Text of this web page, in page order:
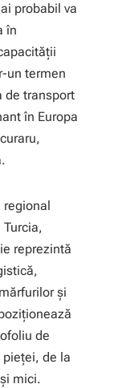
probabil va
în
un termen
de transport
în Europa
reprezintă
și
de
de la
mici.